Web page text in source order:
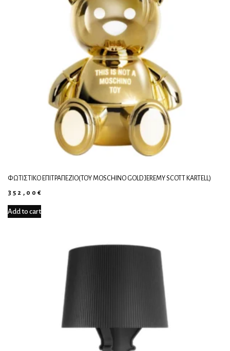
ΦΩΤΙΣΤΙΚΌ ΕΠΙΤΡΑΠΈΖΙΟ(TOY MOSCHINO GOLD JEREMY SCOTT KARTELL)
352,00€
Add to cart